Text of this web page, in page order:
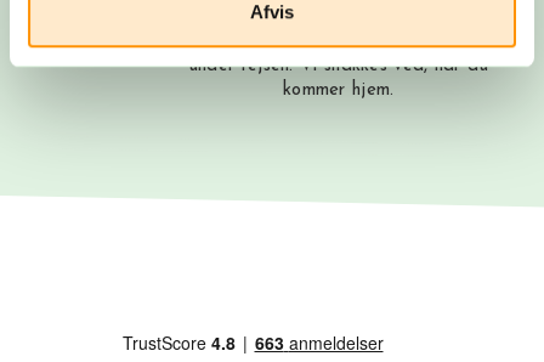
Afvis
Du rejser…! Du kan altid få fat i os
under rejsen. Vi snakkes ved, når du
kommer hjem.